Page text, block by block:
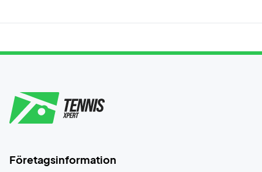
Företagsinformation